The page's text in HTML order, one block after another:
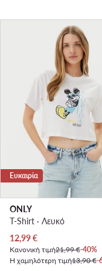
Ευκαιρία
ONLY
T-Shirt · Λευκό
Τρέχουσα τιμή
12,99€
Κανονική τιμή21,99 €-40%
Η χαμηλότερη τιμή13,90 €-